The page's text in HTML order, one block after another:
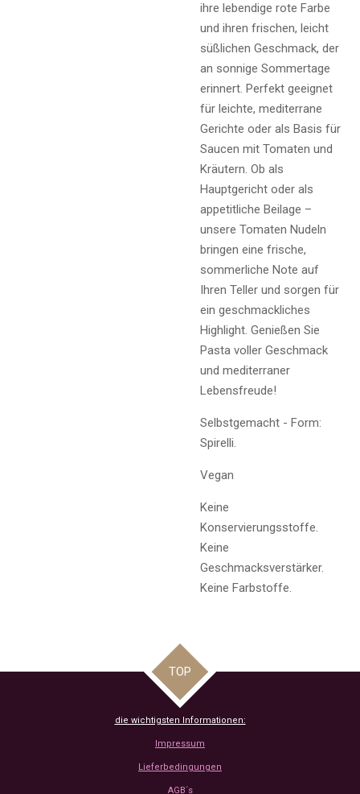
ihre lebendige rote Farbe
und ihren frischen, leicht
süßlichen Geschmack, der
an sonnige Sommertage
erinnert. Perfekt geeignet
für leichte, mediterrane
Gerichte oder als Basis für
Saucen mit Tomaten und
Kräutern. Ob als
Hauptgericht oder als
appetitliche Beilage –
unsere Tomaten Nudeln
bringen eine frische,
sommerliche Note auf
Ihren Teller und sorgen für
ein geschmackliches
Highlight. Genießen Sie
Pasta voller Geschmack
und mediterraner
Lebensfreude!
Selbstgemacht - Form:
Spirelli.
Vegan
Keine
Konservierungsstoffe.
Keine
Geschmacksverstärker.
Keine Farbstoffe.
TOP
die wichtigsten Informationen:
Impressum
Lieferbedingungen
AGB´s